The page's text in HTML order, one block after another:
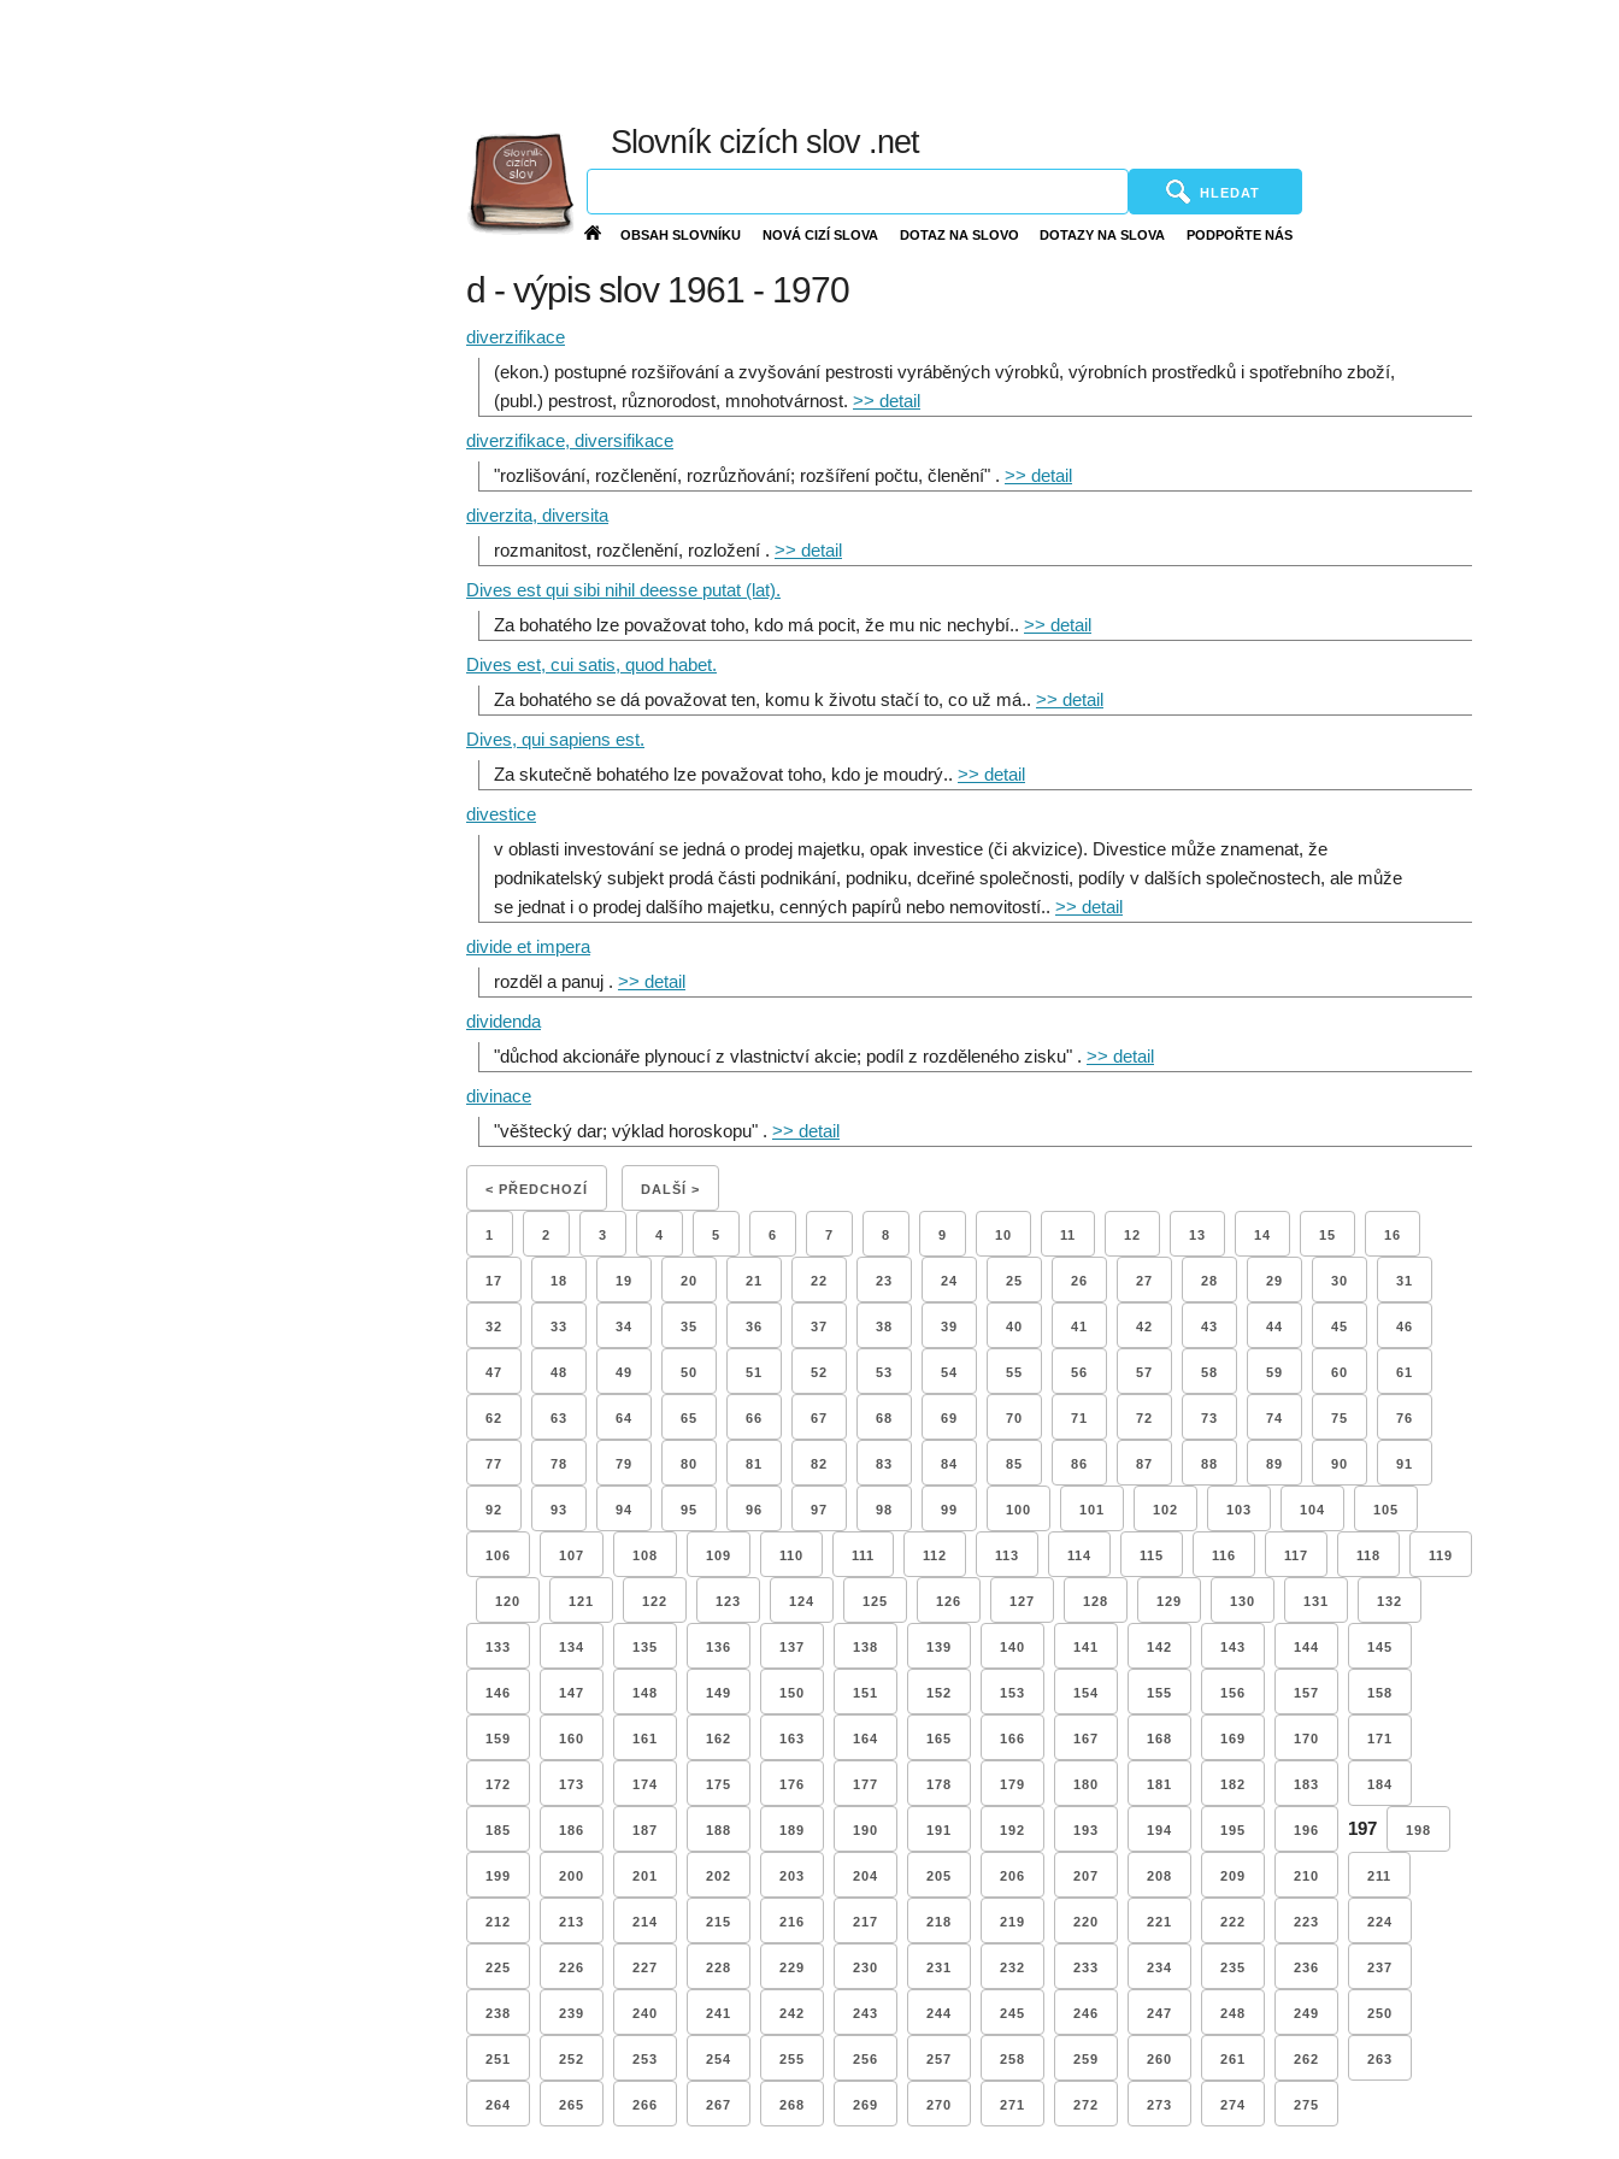
Slovník cizích slov .net
HLEDAT
OBSAH SLOVNÍKU NOVÁ CIZÍ SLOVA DOTAZ NA SLOVO DOTAZY NA SLOVA PODPOŘTE NÁS
d - výpis slov 1961 - 1970
diverzifikace
(ekon.) postupné rozšiřování a zvyšování pestrosti vyráběných výrobků, výrobních prostředků i spotřebního zboží,
(publ.) pestrost, různorodost, mnohotvárnost. >> detail
diverzifikace, diversifikace
"rozlišování, rozčlenění, rozrůzňování; rozšíření počtu, členění" . >> detail
diverzita, diversita
rozmanitost, rozčlenění, rozložení . >> detail
Dives est qui sibi nihil deesse putat (lat).
Za bohatého lze považovat toho, kdo má pocit, že mu nic nechybí.. >> detail
Dives est, cui satis, quod habet.
Za bohatého se dá považovat ten, komu k životu stačí to, co už má.. >> detail
Dives, qui sapiens est.
Za skutečně bohatého lze považovat toho, kdo je moudrý.. >> detail
divestice
v oblasti investování se jedná o prodej majetku, opak investice (či akvizice). Divestice může znamenat, že
podnikatelský subjekt prodá části podnikání, podniku, dceřiné společnosti, podíly v dalších společnostech, ale může
se jednat i o prodej dalšího majetku, cenných papírů nebo nemovitostí.. >> detail
divide et impera
rozděl a panuj . >> detail
dividenda
"důchod akcionáře plynoucí z vlastnictví akcie; podíl z rozděleného zisku" . >> detail
divinace
"věštecký dar; výklad horoskopu" . >> detail
< PŘEDCHOZÍ DALŠÍ >
1 2 3 4 5 6 7 8 9 10 11 12 13 14 15 16
17 18 19 20 21 22 23 24 25 26 27 28 29 30 31
32 33 34 35 36 37 38 39 40 41 42 43 44 45 46
47 48 49 50 51 52 53 54 55 56 57 58 59 60 61
62 63 64 65 66 67 68 69 70 71 72 73 74 75 76
77 78 79 80 81 82 83 84 85 86 87 88 89 90 91
92 93 94 95 96 97 98 99 100 101 102 103 104 105
106 107 108 109 110 111 112 113 114 115 116 117 118 119
120 121 122 123 124 125 126 127 128 129 130 131 132
133 134 135 136 137 138 139 140 141 142 143 144 145
146 147 148 149 150 151 152 153 154 155 156 157 158
159 160 161 162 163 164 165 166 167 168 169 170 171
172 173 174 175 176 177 178 179 180 181 182 183 184
185 186 187 188 189 190 191 192 193 194 195 196 197 198
199 200 201 202 203 204 205 206 207 208 209 210 211
212 213 214 215 216 217 218 219 220 221 222 223 224
225 226 227 228 229 230 231 232 233 234 235 236 237
238 239 240 241 242 243 244 245 246 247 248 249 250
251 252 253 254 255 256 257 258 259 260 261 262 263
264 265 266 267 268 269 270 271 272 273 274 275